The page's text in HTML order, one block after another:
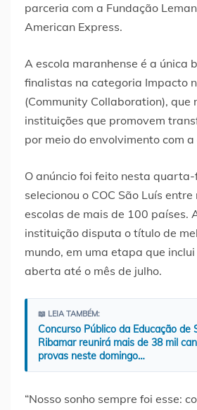
parceria com a Fundação
American Express.
A escola maranhense é a única
finalistas na categoria Impacto
(Community Collaboration), que
instituições que promovem
por meio do envolvimento com
O anúncio foi feito nesta
selecionou o COC São Luís
escolas de mais de 100 países.
instituição disputa o título de
mundo, em uma etapa que
aberta até o mês de julho.
📖 LEIA TAMBÉM:
Concurso Público da Educação de
Ribamar reunirá mais de 38 mil
provas neste domingo…
“Nosso sonho sempre foi esse: